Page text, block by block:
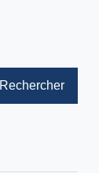
Rechercher